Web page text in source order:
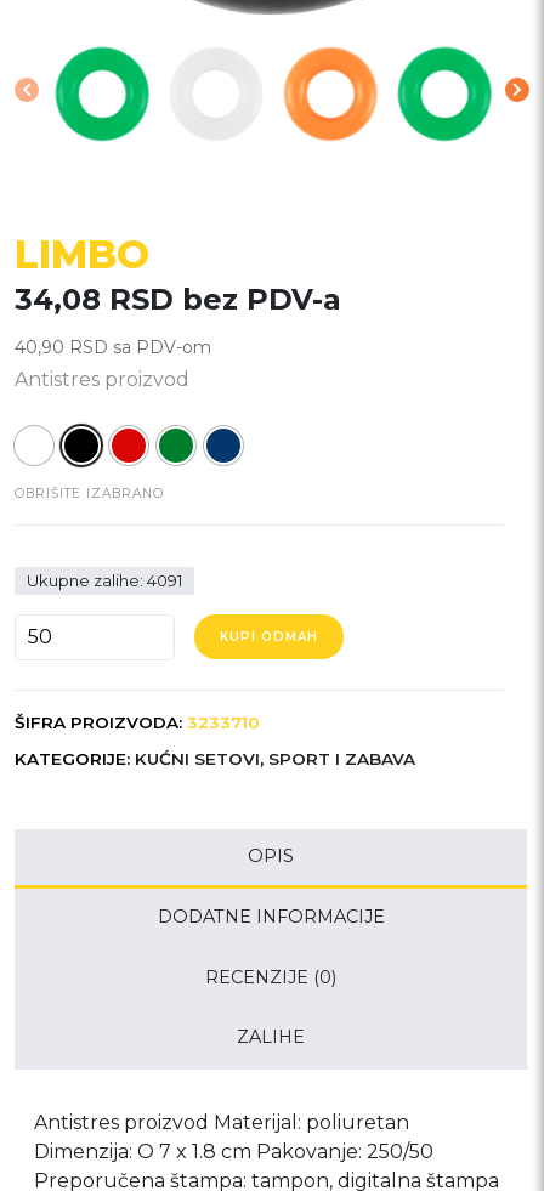
LIMBO
34,08 RSD bez PDV-a
40,90 RSD sa PDV-om
Antistres proizvod
OBRIŠITE IZABRANO
Ukupne zalihe: 4091
LIMBO
KUPI ODMAH
ŠIFRA PROIZVODA: 3233710
KATEGORIJE: KUĆNI SETOVI, SPORT I ZABAVA
OPIS
DODATNE INFORMACIJE
RECENZIJE (0)
ZALIHE
Antistres proizvod Materijal: poliuretan
Dimenzija: O 7 x 1.8 cm Pakovanje: 250/50
Preporučena štampa: tampon, digitalna štampa